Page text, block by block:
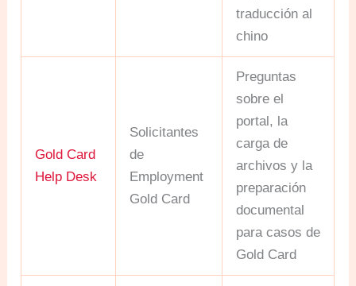
traducción al
chino
Gold Card
Help Desk
Solicitantes
de
Employment
Gold Card
Preguntas
sobre el
portal, la
carga de
archivos y la
preparación
documental
para casos de
Gold Card